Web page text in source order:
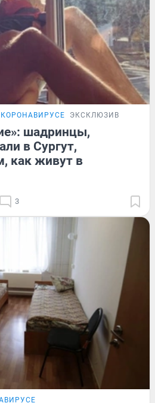
КОРОНАВИРУСЕ ЭКСКЛЮЗИВ
шадринцы,
в Сургут,
как живут в
3